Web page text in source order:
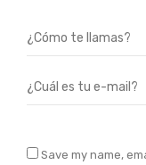
Save my name,